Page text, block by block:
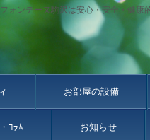
フォンテーヌ駒沢は安心・安全・健康
お部屋の設備
ｺﾗﾑ お知らせ